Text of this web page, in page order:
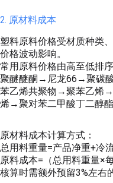
2. 原材料成本
塑料原料价格受材质种类
价格波动影响。
常用原料价格由高至低排序
聚醚醚酮→尼龙66→聚碳
苯乙烯共聚物→聚苯乙烯
烯→聚对苯二甲酸丁二醇
原材料成本计算方式：
总用料重量=产品净重+冷
原料成本=（总用料重量×
核算时需额外预留3%左右